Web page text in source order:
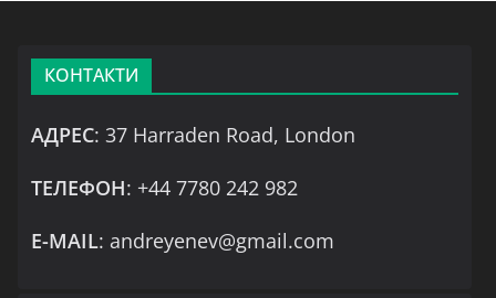
КОНТАКТИ
АДРЕС: 37 Harraden Road, London
ТЕЛЕФОН: +44 7780 242 982
Е-MAIL: andreyenev@gmail.com